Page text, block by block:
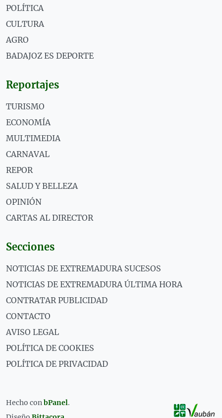
POLÍTICA
CULTURA
AGRO
BADAJOZ ES DEPORTE
Reportajes
TURISMO
ECONOMÍA
MULTIMEDIA
CARNAVAL
REPOR
SALUD Y BELLEZA
OPINIÓN
CARTAS AL DIRECTOR
Secciones
NOTICIAS DE EXTREMADURA SUCESOS
NOTICIAS DE EXTREMADURA ÚLTIMA HORA
CONTRATAR PUBLICIDAD
CONTACTO
AVISO LEGAL
POLÍTICA DE COOKIES
POLÍTICA DE PRIVACIDAD
Hecho conbPanel.